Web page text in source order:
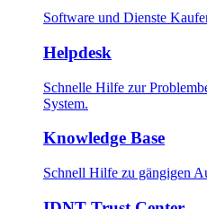
Software und Dienste
Helpdesk
Schnelle Hilfe zur
System.
Knowledge Base
Schnell Hilfe zu gängigen